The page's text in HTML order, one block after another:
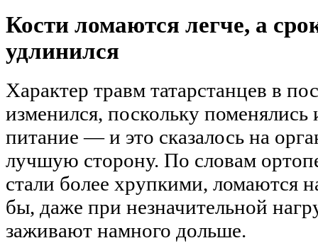
Кости ломаются легче, а
удлинился
Характер травм татарстанцев в
изменился, поскольку
питание — и это сказалось на
лучшую сторону. По словам
стали более хрупкими, ломаются
бы, даже при незначительной
заживают намного дольше.